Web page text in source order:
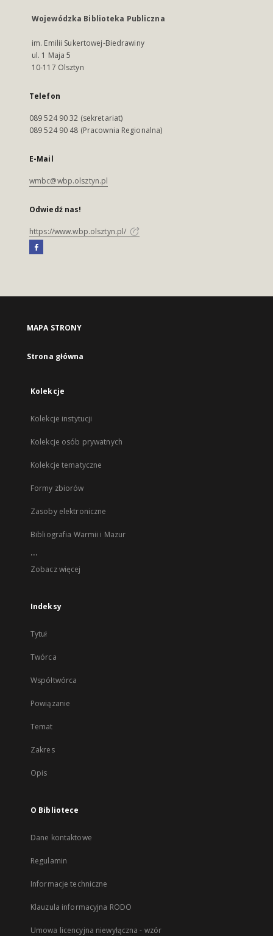
Wojewódzka Biblioteka Publiczna
im. Emilii Sukertowej-Biedrawiny
ul. 1 Maja 5
10-117 Olsztyn
Telefon
089 524 90 32 (sekretariat)
089 524 90 48 (Pracownia Regionalna)
E-Mail
wmbc@wbp.olsztyn.pl
Odwiedź nas!
https://www.wbp.olsztyn.pl/
MAPA STRONY
Strona główna
Kolekcje
Kolekcje instytucji
Kolekcje osób prywatnych
Kolekcje tematyczne
Formy zbiorów
Zasoby elektroniczne
Bibliografia Warmii i Mazur
...
Zobacz więcej
Indeksy
Tytuł
Twórca
Współtwórca
Powiązanie
Temat
Zakres
Opis
O Bibliotece
Dane kontaktowe
Regulamin
Informacje techniczne
Klauzula informacyjna RODO
Umowa licencyjna niewyłączna - wzór